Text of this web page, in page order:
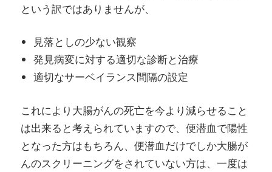
という訳ではありませんが、
見落としの少ない観察
発見病変に対する適切な診断と治療
適切なサーベイランス間隔の設定
これにより大腸がんの死亡を今より減らせること
は出来ると考えられていますので、便潜血で陽性
となった方はもちろん、便潜血だけでしか大腸が
んのスクリーニングをされていない方は、一度は